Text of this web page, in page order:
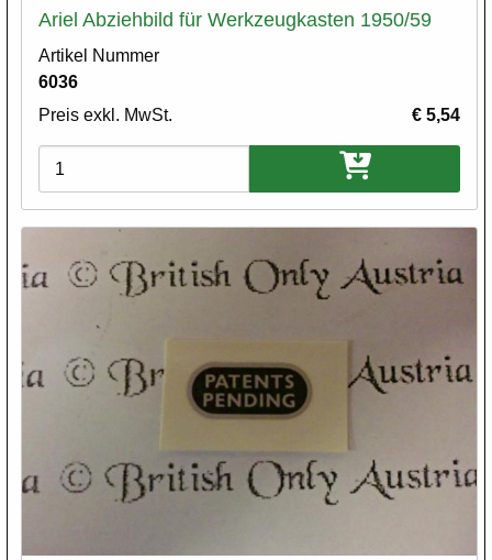
Ariel Abziehbild für Werkzeugkasten 1950/59
Artikel Nummer
6036
Preis exkl. MwSt.
€ 5,54
Varianten